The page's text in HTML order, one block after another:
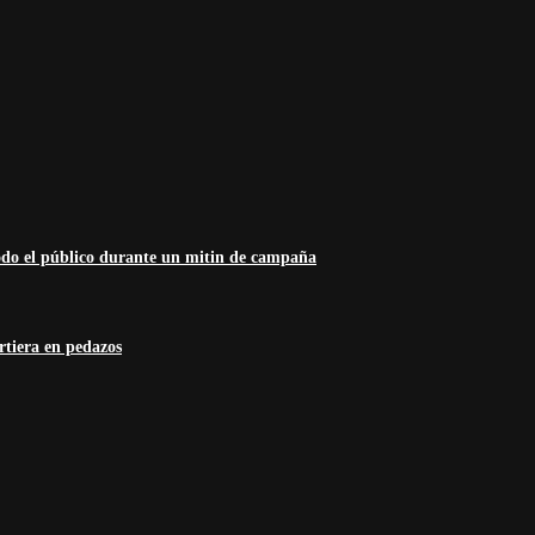
el público durante un mitin de campaña
en pedazos